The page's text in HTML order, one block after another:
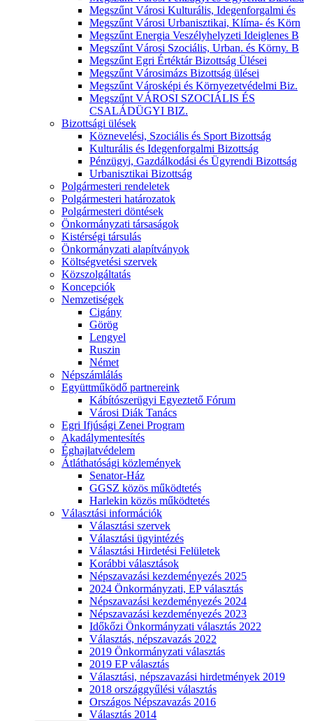
Megszűnt Városi Kulturális, Idegenforgalmi és
Megszűnt Városi Urbanisztikai, Klíma- és Körn
Megszűnt Energia Veszélyhelyzeti Ideiglenes B
Megszűnt Városi Szociális, Urban. és Körny. B
Megszűnt Egri Értéktár Bizottság Ülései
Megszűnt Városimázs Bizottság ülései
Megszűnt Városképi és Környezetvédelmi Biz.
Megszűnt VÁROSI SZOCIÁLIS ÉS
CSALÁDÜGYI BIZ.
Bizottsági ülések
Köznevelési, Szociális és Sport Bizottság
Kulturális és Idegenforgalmi Bizottság
Pénzügyi, Gazdálkodási és Ügyrendi Bizottság
Urbanisztikai Bizottság
Polgármesteri rendeletek
Polgármesteri határozatok
Polgármesteri döntések
Önkormányzati társaságok
Kistérségi társulás
Önkormányzati alapítványok
Költségvetési szervek
Közszolgáltatás
Koncepciók
Nemzetiségek
Cigány
Görög
Lengyel
Ruszin
Német
Népszámlálás
Együttműködő partnereink
Kábítószerügyi Egyeztető Fórum
Városi Diák Tanács
Egri Ifjúsági Zenei Program
Akadálymentesítés
Éghajlatvédelem
Átláthatósági közlemények
Senator-Ház
GGSZ közös működtetés
Harlekin közös működtetés
Választási információk
Választási szervek
Választási ügyintézés
Választási Hirdetési Felületek
Korábbi választások
Népszavazási kezdeményezés 2025
2024 Önkormányzati, EP választás
Népszavazási kezdeményezés 2024
Népszavazási kezdeményezés 2023
Időkőzi Önkormányzati választás 2022
Választás, népszavazás 2022
2019 Önkormányzati választás
2019 EP választás
Választási, népszavazási hirdetmények 2019
2018 országgyűlési választás
Országos Népszavazás 2016
Választás 2014